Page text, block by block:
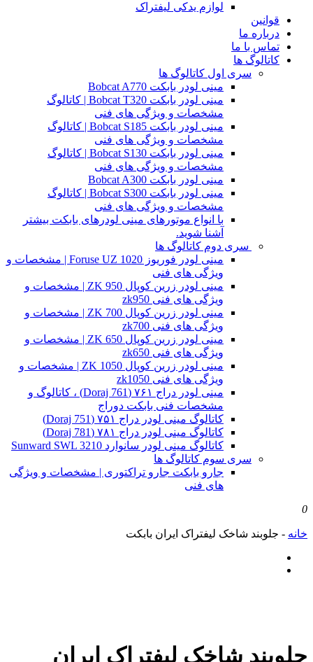
لوازم یدکی لیفتراک
قوانین
درباره ما
تماس با ما
کاتالوگ ها
سری اول کاتالوگ ها
مینی لودر بابکت Bobcat A770
مینی لودر بابکت Bobcat T320 | کاتالوگ
مشخصات و ویژگی های فنی
مینی لودر بابکت Bobcat S185 | کاتالوگ
مشخصات و ویژگی های فنی
مینی لودر بابکت Bobcat S130 | کاتالوگ
مشخصات و ویژگی های فنی
مینی لودر بابکت Bobcat A300
مینی لودر بابکت Bobcat S300 | کاتالوگ
مشخصات و ویژگی های فنی
با انواع موتورهای مینی لودرهای بابکت بیشتر
آشنا شوید.
سری دوم کاتالوگ ها
مینی لودر فوریوز Foruse UZ 1020 | مشخصات و
ویژگی های فنی
مینی لودر زرین کوپال ZK 950 | مشخصات و
ویژگی های فنی zk950
مینی لودر زرین کوپال ZK 700 | مشخصات و
ویژگی های فنی zk700
مینی لودر زرین کوپال ZK 650 | مشخصات و
ویژگی های فنی zk650
مینی لودر زرین کوپال ZK 1050 | مشخصات و
ویژگی های فنی zk1050
مینی لودر دراج ۷۶۱ (Doraj 761) ، کاتالوگ و
مشخصات فنی بابکت دوراج
کاتالوگ مینی لودر دراج ۷۵۱ (Doraj 751)
کاتالوگ مینی لودر دراج ۷۸۱ (Doraj 781)
کاتالوگ مینی لودر سانوارد Sunward SWL 3210
سری سوم کاتالوگ ها
جارو بابکت جارو تراکتوری | مشخصات و ویژگی
های فنی
0
خانه - جلوبند شاخک لیفتراک ایران بابکت
جلوبند شاخک لیفتراک ایران